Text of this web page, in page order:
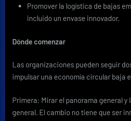
Promover la logística de bajas
incluido un envase innovador.
Dónde comenzar
Las organizaciones pueden seguir
impulsar una economía circular baja
Primera: Mirar el panorama general y
general. El cambio no tiene que ser